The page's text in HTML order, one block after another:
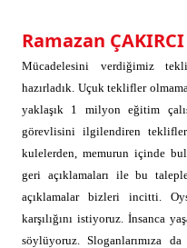
Ramazan ÇAKIRCI
Mücadelesini verdiğimiz
hazırladık. Uçuk teklifler
yaklaşık 1 milyon eğitim
görevlisini ilgilendiren
kulelerden, memurun içinde
geri açıklamaları ile bu
açıklamalar bizleri incitti.
karşılığını istiyoruz. İnsanca
söylüyoruz. Sloganlarımıza